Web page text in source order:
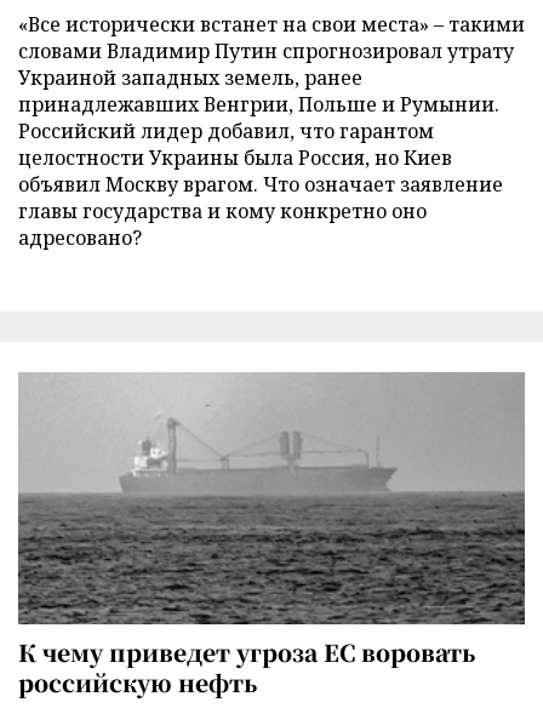
«Все исторически встанет на свои места» – такими
словами Владимир Путин спрогнозировал утрату
Украиной западных земель, ранее
принадлежавших Венгрии, Польше и Румынии.
Российский лидер добавил, что гарантом
целостности Украины была Россия, но Киев
объявил Москву врагом. Что означает заявление
главы государства и кому конкретно оно
адресовано?
К чему приведет угроза ЕС воровать
российскую нефть